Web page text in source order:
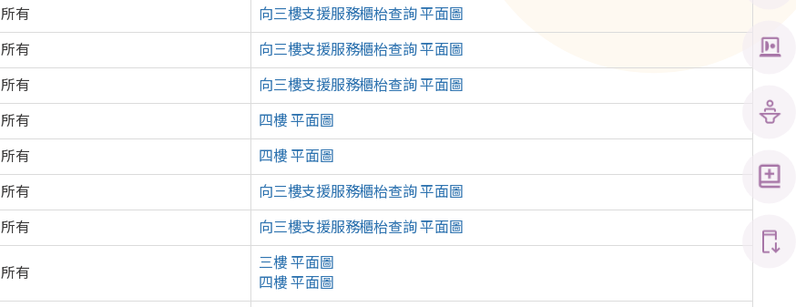
所有 向三樓支援服務櫃枱查詢 平面圖
所有 向三樓支援服務櫃枱查詢 平面圖
所有 向三樓支援服務櫃枱查詢 平面圖
所有
四樓 平面圖
所有
四樓 平面圖
所有 向三樓支援服務櫃枱查詢 平面圖
所有 向三樓支援服務櫃枱查詢 平面圖
所有
三樓 平面圖
四樓 平面圖